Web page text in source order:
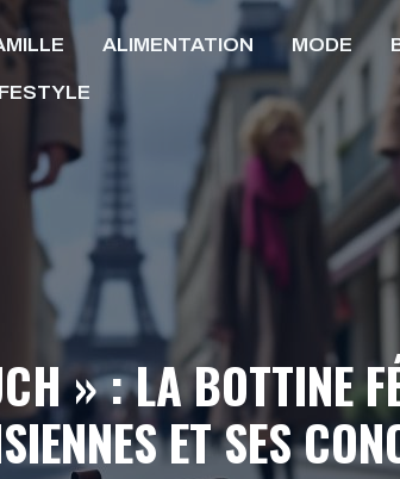
ALIMENTATION MODE
» : LA BOTTINE
ET SES